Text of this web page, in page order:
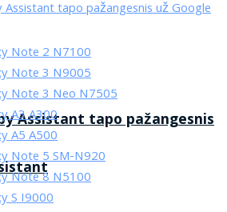
Assistant tapo pažangesnis
Note 2 N7100
Note 3 N9005
Note 3 Neo N7505
A3 A300
A5 A500
Note 5 SM-N920
Note 8 N5100
S I9000